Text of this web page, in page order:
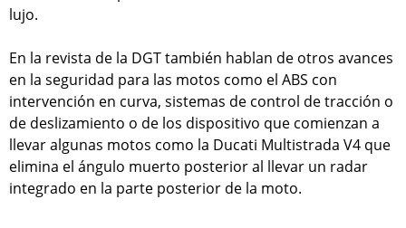
lujo.
En la revista de la DGT también hablan de otros avances
en la seguridad para las motos como el ABS con
intervención en curva, sistemas de control de tracción o
de deslizamiento o de los dispositivo que comienzan a
llevar algunas motos como la Ducati Multistrada V4 que
elimina el ángulo muerto posterior al llevar un radar
integrado en la parte posterior de la moto.